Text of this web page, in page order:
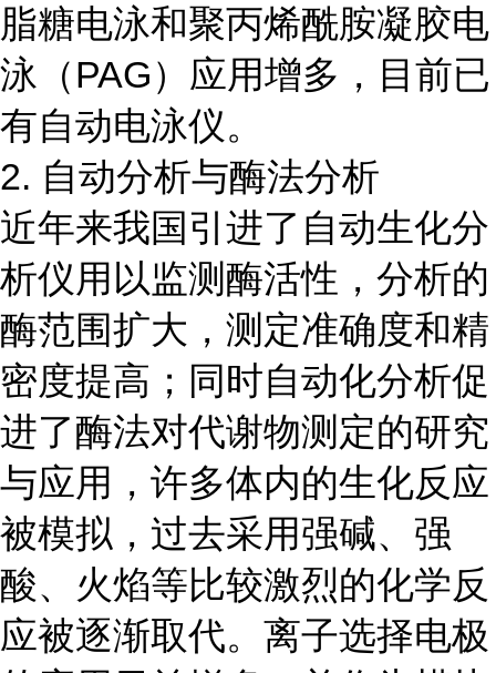
脂糖电泳和聚丙烯酰胺凝胶电
泳（PAG）应用增多，目前已
有自动电泳仪。
2. 自动分析与酶法分析
近年来我国引进了自动生化分
析仪用以监测酶活性，分析的
酶范围扩大，测定准确度和精
密度提高；同时自动化分析促
进了酶法对代谢物测定的研究
与应用，许多体内的生化反应
被模拟，过去采用强碱、强
酸、火焰等比较激烈的化学反
应被逐渐取代。离子选择电极